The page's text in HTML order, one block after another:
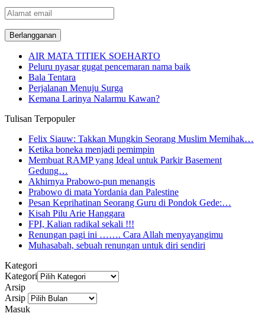
Alamat
email
AIR MATA TITIEK SOEHARTO
Peluru nyasar gugat pencemaran nama baik
Bala Tentara
Perjalanan Menuju Surga
Kemana Larinya Nalarmu Kawan?
Tulisan Terpopuler
Felix Siauw: Takkan Mungkin Seorang Muslim Memihak…
Ketika boneka menjadi pemimpin
Membuat RAMP yang Ideal untuk Parkir Basement
Gedung…
Akhirnya Prabowo-pun menangis
Prabowo di mata Yordania dan Palestine
Pesan Keprihatinan Seorang Guru di Pondok Gede:…
Kisah Pilu Arie Hanggara
FPI, Kalian radikal sekali !!!
Renungan pagi ini ……. Cara Allah menyayangimu
Muhasabah, sebuah renungan untuk diri sendiri
Kategori
Kategori
Arsip
Arsip
Masuk